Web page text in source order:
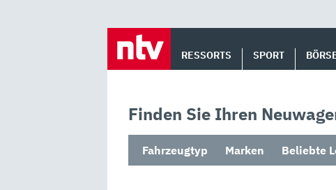
RESSORTS SPORT
Finden Sie Ihren
Fahrzeugtyp Marken Beliebte